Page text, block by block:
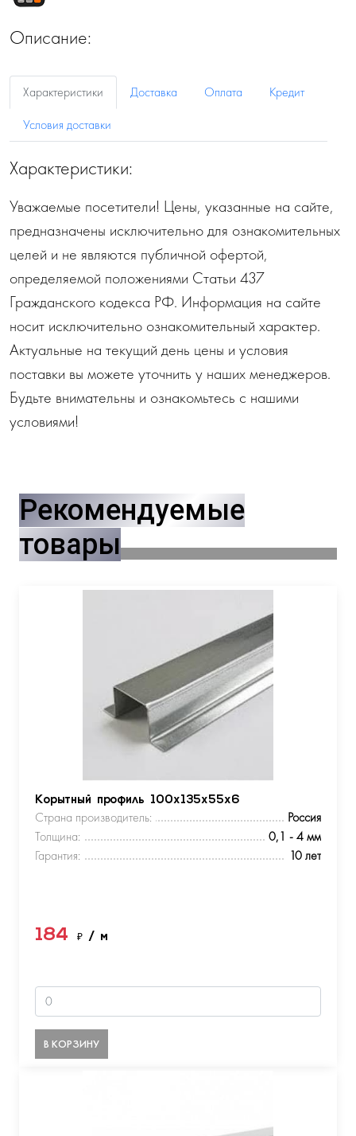
Описание:
Характеристики Доставка Оплата
Кредит
Условия доставки
Характеристики:
Уважаемые посетители! Цены, указанные на сайте,
предназначены исключительно для ознакомительных
целей и не являются публичной офертой,
определяемой положениями Статьи 437
Гражданского кодекса РФ. Информация на сайте
носит исключительно ознакомительный характер.
Актуальные на текущий день цены и условия
поставки вы можете уточнить у наших менеджеров.
Будьте внимательны и ознакомьтесь с нашими
условиями!
Рекомендуемые
товары
Корытный профиль 100х135х55х6
Страна производитель:
Россия
Толщина:
0,1 - 4 мм
Гарантия:
10 лет
184 ₽ / м
В КОРЗИНУ